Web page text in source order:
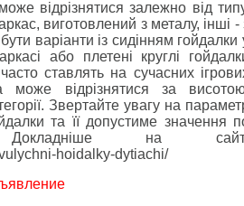
відрізнятися залежно від
виготовлений з металу, інші -
варіанти із сидінням гойдалки
або плетені круглі
ставлять на сучасних
може відрізнятися за
Звертайте увагу на
та її допустиме значення
Докладніше на
hoidalky-dytiachi/